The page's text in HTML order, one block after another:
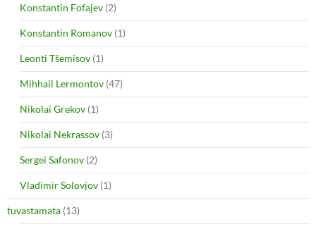
Konstantin Fofajev (2)
Konstantin Romanov (1)
Leonti Tšemisov (1)
Mihhail Lermontov (47)
Nikolai Grekov (1)
Nikolai Nekrassov (3)
Sergei Safonov (2)
Vladimir Solovjov (1)
tuvastamata (13)